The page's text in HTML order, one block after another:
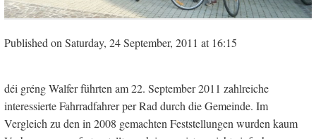
Published on Saturday, 24 September, 2011 at 16:15
déi gréng Walfer führten am 22. September 2011 zahlreiche
interessierte Fahrradfahrer per Rad durch die Gemeinde. Im
Vergleich zu den in 2008 gemachten Feststellungen wurden kaum